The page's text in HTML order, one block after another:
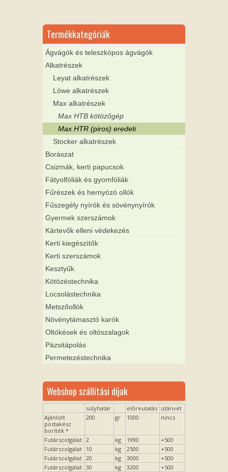
Termékkategóriák
Ágvágók és teleszkópos ágvágók
Alkatrészek
Leyat alkatrészek
Löwe alkatrészek
Max alkatrészek
Max HTB kötözőgép
Max HTR (piros) eredeti
Stocker alkatrészek
Borászat
Csizmák, kerti papucsok
Fátyolfóliák és gyomfóliák
Fűrészek és hernyózó ollók
Fűszegély nyírók és sövénynyírók
Gyermek szerszámok
Kártevők elleni védekezés
Kerti kiegészítők
Kerti szerszámok
Kesztyűk
Kötözéstechnika
Locsolástechnika
Metszőollók
Növénytámasztó karók
Oltókések és oltószalagok
Pázsitápolás
Permetezéstechnika
Webshop szállítási díjak
súlyhatár előreutalás utánvét
Ajánlott
postakész
boríték *
200 gr 1000 nincs
Futárszolgálat 2 kg 1990
+500
Futárszolgálat 10 kg 2500
+500
Futárszolgálat 20 kg 3000
+500
Futárszolgálat 30 kg 3200
+500